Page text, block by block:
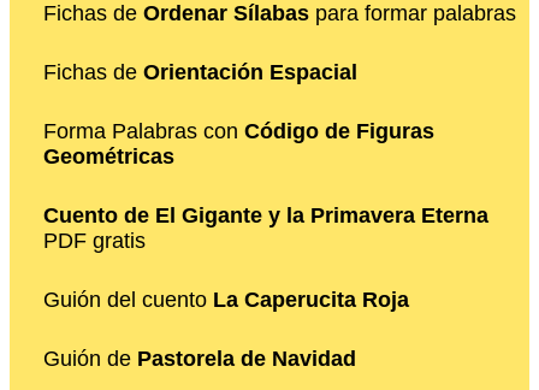
Fichas de Ordenar Sílabas para formar palabras
Fichas de Orientación Espacial
Forma Palabras con Código de Figuras
Geométricas
Cuento de El Gigante y la Primavera Eterna
PDF gratis
Guión del cuento La Caperucita Roja
Guión de Pastorela de Navidad